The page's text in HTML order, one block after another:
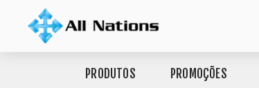
PRODUTOS PROMOÇÕES